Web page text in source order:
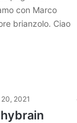
con Marco
brianzolo. Ciao
2021